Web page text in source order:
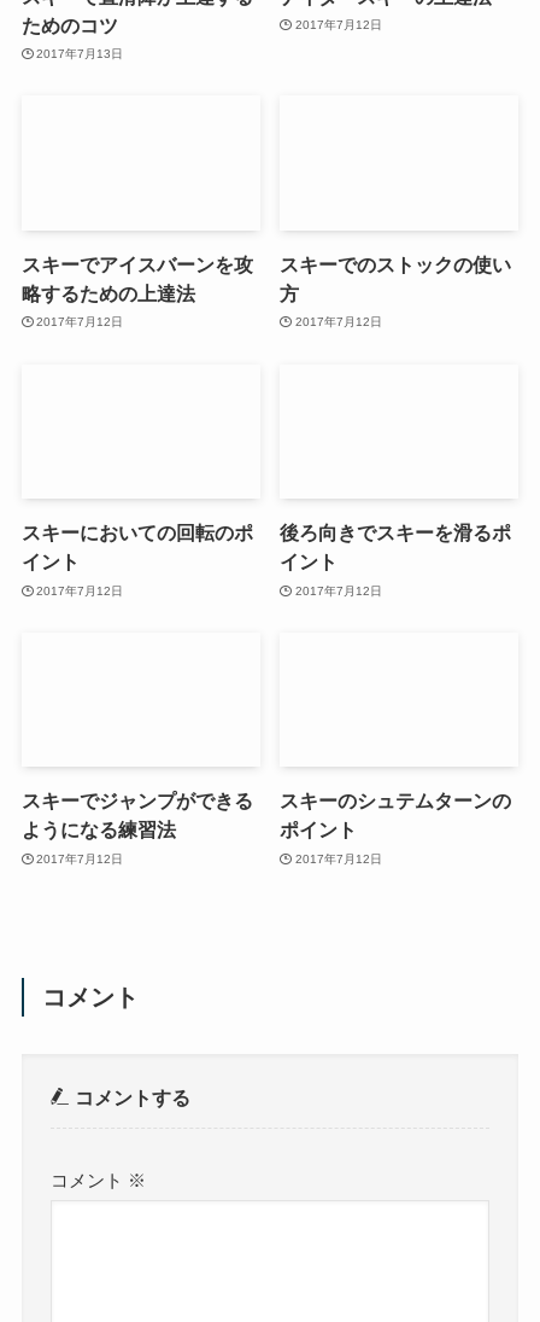
ためのコツ
2017年7月13日
2017年7月12日
スキーでアイスバーンを攻
略するための上達法
2017年7月12日
スキーでのストックの使い
方
2017年7月12日
スキーにおいての回転のポ
イント
2017年7月12日
後ろ向きでスキーを滑るポ
イント
2017年7月12日
スキーでジャンプができる
ようになる練習法
2017年7月12日
スキーのシュテムターンの
ポイント
2017年7月12日
コメント
コメントする
コメント ※